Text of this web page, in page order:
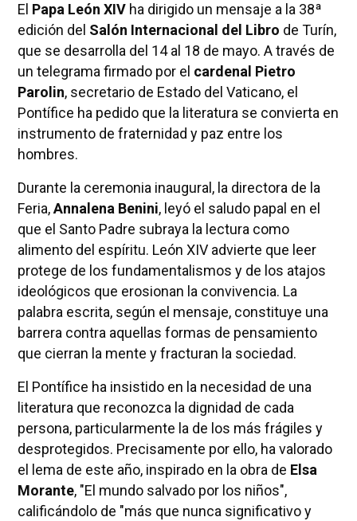
El Papa León XIVha dirigido un mensaje a la 38ª
edición del Salón Internacional del Libro de Turín,
que se desarrolla del 14 al 18 de mayo. A través de
un telegrama firmado por el cardenal Pietro
Parolin, secretario de Estado del Vaticano, el
Pontífice ha pedido que la literatura se convierta en
instrumento de fraternidad y paz entre los
hombres.
Durante la ceremonia inaugural, la directora de la
Feria,Annalena Benini, leyó el saludo papal en el
que el Santo Padre subraya la lectura como
alimento del espíritu. León XIV advierte que leer
protege de los fundamentalismos y de los atajos
ideológicos que erosionan la convivencia. La
palabra escrita, según el mensaje, constituye una
barrera contra aquellas formas de pensamiento
que cierran la mente y fracturan la sociedad.
El Pontífice ha insistido en la necesidad de una
literatura que reconozca la dignidad de cada
persona, particularmente la de los más frágiles y
desprotegidos. Precisamente por ello, ha valorado
el lema de este año, inspirado en la obra de Elsa
Morante, "El mundo salvado por los niños",
calificándolo de "más que nunca significativo y